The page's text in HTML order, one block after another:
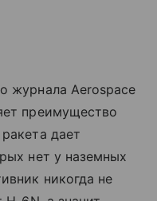
журнала Aerospace
преимущество
дает
нет у наземных
никогда не